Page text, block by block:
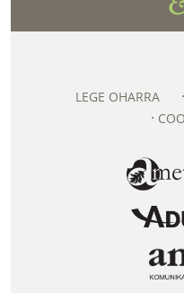
LEGE OHARRA